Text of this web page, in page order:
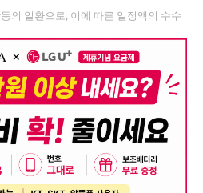
의 일환으로, 이에 따른 일정액의 수수